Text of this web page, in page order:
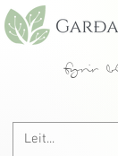
fyrir